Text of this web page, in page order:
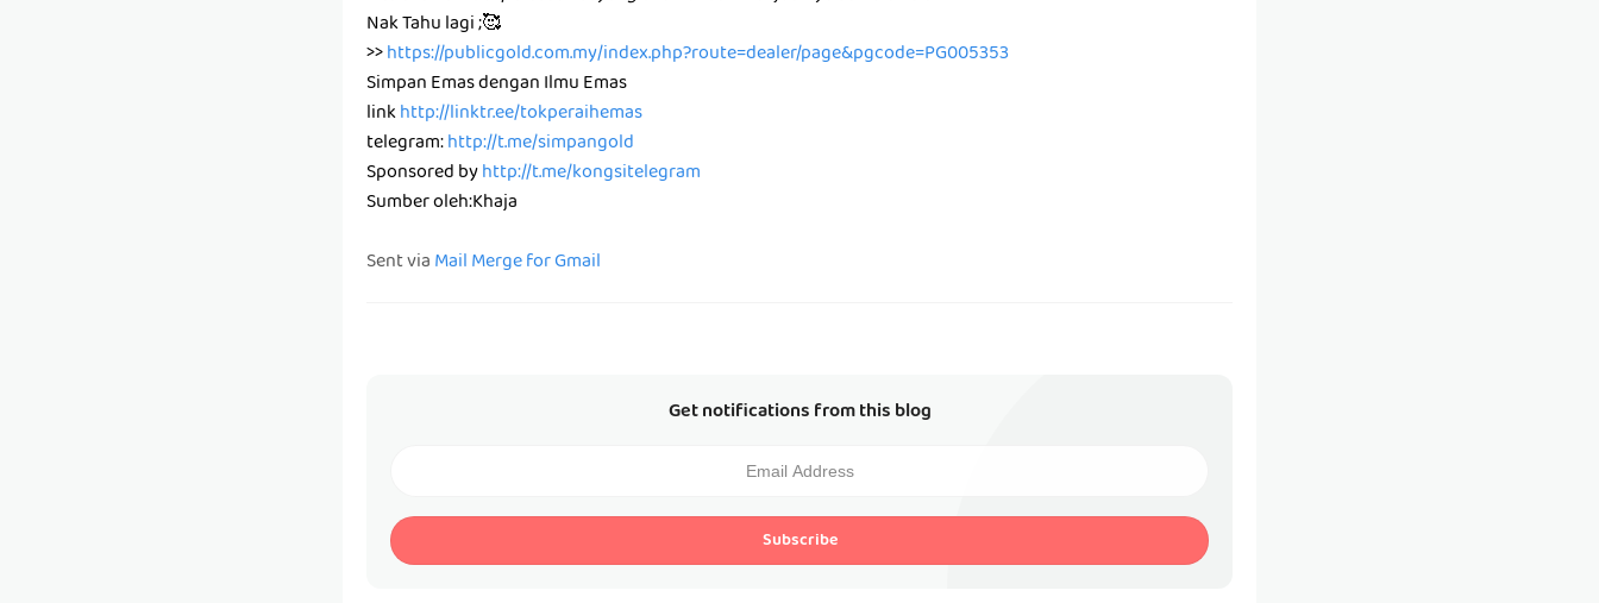
Nak Tahu lagi ;🥰
>>https://publicgold.com.my/index.php?route=dealer/page&pgcode=PG005353
Simpan Emas dengan Ilmu Emas
linkhttp://linktr.ee/tokperaihemas
telegram:http://t.me/simpangold
Sponsored byhttp://t.me/kongsitelegram
Sumber oleh:Khaja
Sent viaMail Merge for Gmail
Get notifications from this blog
Subscribe